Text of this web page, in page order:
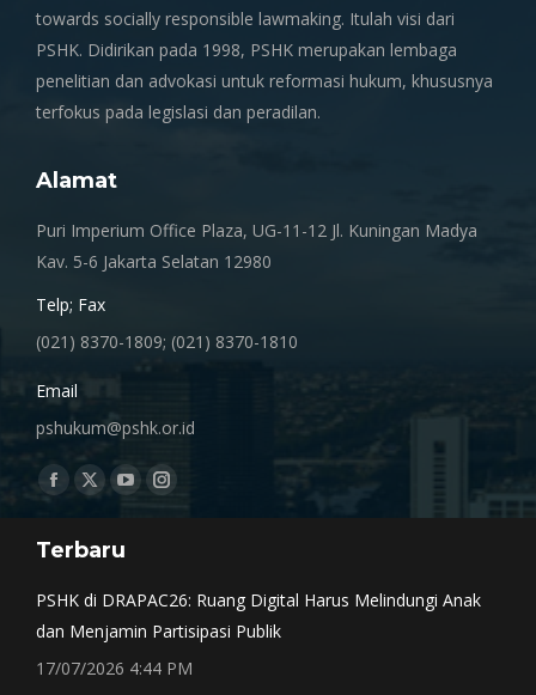
towards socially responsible lawmaking. Itulah visi dari
PSHK. Didirikan pada 1998, PSHK merupakan lembaga
penelitian dan advokasi untuk reformasi hukum, khususnya
terfokus pada legislasi dan peradilan.
Alamat
Puri Imperium Office Plaza, UG-11-12 Jl. Kuningan Madya
Kav. 5-6 Jakarta Selatan 12980
Telp; Fax
(021) 8370-1809; (021) 8370-1810
Email
pshukum@pshk.or.id
Find us on:
Facebook
opens
window
X
opens
window
YouTube
opens
Instagram
window
Terbaru
PSHK di DRAPAC26: Ruang Digital Harus Melindungi Anak
dan Menjamin Partisipasi Publik
17/07/2026 4:44 PM